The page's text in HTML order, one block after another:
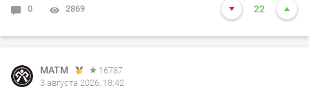
0 2869 22
MATM
16787
3 августа 2026, 18:42